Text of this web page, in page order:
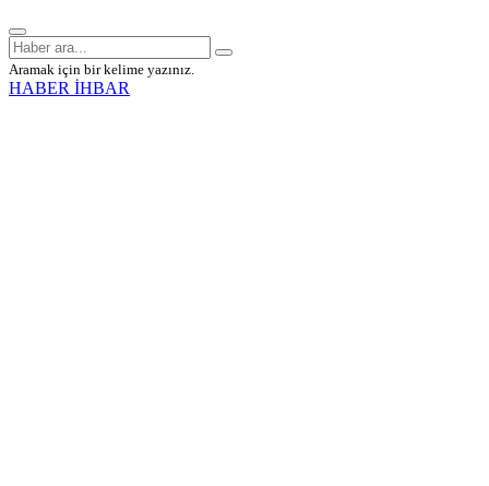
Aramak için bir kelime yazınız.
HABER İHBAR